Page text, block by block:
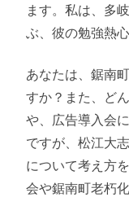
ます。私は、多
ぶ、彼の勉強熱
あなたは、鋸南
すか？また、ど
や、広告導入会
ですが、松江大
について考え方
会や鋸南町老朽